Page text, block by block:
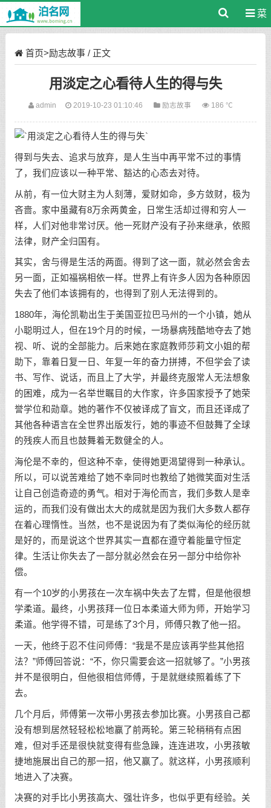
菜
首页>励志故事/ 正文
用淡定之心看待人生的得与失
admin 2019-10-23 01:10:46 励志故事 186 ℃
得到与失去、追求与放弃，是人生当中再平常不过的事情
了，我们应该以一种平常、豁达的心态去对待。
从前，有一位大财主为人刻薄，爱财如命，多方敛财，极为
吝啬。家中虽藏有8万余两黄金，日常生活却过得和穷人一
样，人们对他非常讨厌。他一死财产没有子孙来继承，依照
法律，财产全归国有。
其实，舍与得是生活的两面。得到了这一面，就必然会舍去
另一面，正如福祸相依一样。世界上有许多人因为各种原因
失去了他们本该拥有的，也得到了别人无法得到的。
1880年，海伦凯勒出生于美国亚拉巴马州的一个小镇，她从
小聪明过人，但在19个月的时候，一场暴病残酷地夺去了她
视、听、说的全部能力。后来她在家庭教师莎莉文小姐的帮
助下，靠着日复一日、年复一年的奋力拼搏，不但学会了读
书、写作、说话，而且上了大学，并最终克服常人无法想象
的困难，成为一名举世瞩目的大作家，许多国家授予了她荣
誉学位和勋章。她的著作不仅被译成了盲文，而且还译成了
其他各种语言在全世界出版发行，她的事迹不但鼓舞了全球
的残疾人而且也鼓舞着无数健全的人。
海伦是不幸的，但这种不幸，使得她更渴望得到一种承认。
所以，可以说苦难给了她不幸同时也教给了她微笑面对生活
让自己创造奇迹的勇气。相对于海伦而言，我们多数人是幸
运的，而我们没有做出太大的成就是因为我们大多数人都存
在着心理惰性。当然，也不是说因为有了类似海伦的经历就
是好的，而是说这个世界其实一直都在遵守着能量守恒定
律。生活让你失去了一部分就必然会在另一部分中给你补
偿。
有一个10岁的小男孩在一次车祸中失去了左臂，但是他很想
学柔道。最终，小男孩拜一位日本柔道大师为师，开始学习
柔道。他学得不错，可是练了3个月，师傅只教了他一招。
一天，他终于忍不住问师傅：“我是不是应该再学些其他招
法？”师傅回答说：“不，你只需要会这一招就够了。”小男孩
并不是很明白，但他很相信师傅，于是就继续照着练了下
去。
几个月后，师傅第一次带小男孩去参加比赛。小男孩自己都
没有想到居然轻轻松松地赢了前两轮。第三轮稍稍有点困
难，但对手还是很快就变得有些急躁，连连进攻，小男孩敏
捷地施展出自己的那一招，他又赢了。就这样，小男孩顺利
地进入了决赛。
决赛的对手比小男孩高大、强壮许多，也似乎更有经验。关